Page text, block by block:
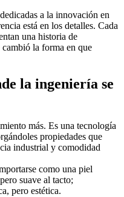
a la innovación en
está en los detalles. Cada
una historia de
la forma en que
la ingeniería se
más. Es una tecnología
propiedades que
industrial y comodidad
como una piel
suave al tacto;
pero estética.